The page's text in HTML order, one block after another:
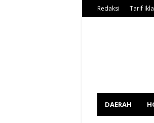
Redaksi Tarif
DAERAH